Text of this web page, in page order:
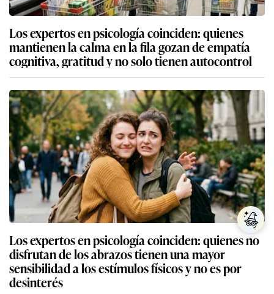
Los expertos en psicología coinciden: quienes
mantienen la calma en la fila gozan de empatía
cognitiva, gratitud y no solo tienen autocontrol
Los expertos en psicología coinciden: quienes no
disfrutan de los abrazos tienen una mayor
sensibilidad a los estímulos físicos y no es por
desinterés